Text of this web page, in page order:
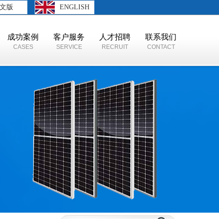
版 ENGLISH
成功案例
CASES
客户服务
SERVICE
人才招聘
RECRUIT
联系我们
CONTACT